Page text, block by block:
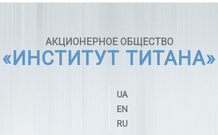
АКЦИОНЕРНОЕ ОБЩЕСТВО
«ИНСТИТУТ ТИТАНА»
RU
UA
EN